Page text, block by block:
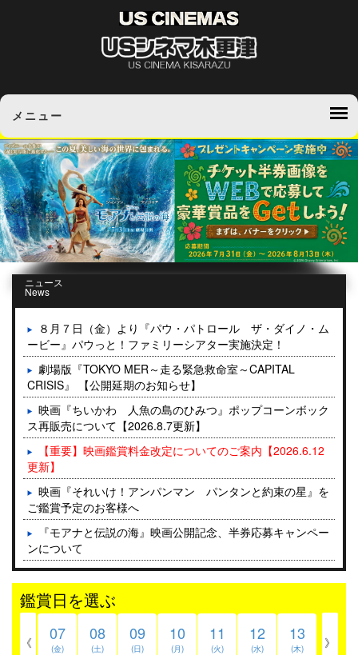
メニュー
ニュース
News
８月７日（金）より『パウ・パトロール ザ・ダイノ・ム
ービー』パウっと！ファミリーシアター実施決定！
劇場版『TOKYO MER～走る緊急救命室～CAPITAL
CRISIS』 【公開延期のお知らせ】
映画『ちいかわ 人魚の島のひみつ』ポップコーンボック
ス再販売について【2026.8.7更新】
【重要】映画鑑賞料金改定についてのご案内【2026.6.12
更新】
映画『それいけ！アンパンマン パンタンと約束の星』を
ご鑑賞予定のお客様へ
『モアナと伝説の海』映画公開記念、半券応募キャンペー
ンについて
シアター9上映作品をご鑑賞予定のお客様へ
4DX作品の効果について
更新】
鑑賞日を選ぶ
《 07
(金)
08
(土)
09
(日)
10
(月)
11
(火)
12
(水)
13
(木) 》